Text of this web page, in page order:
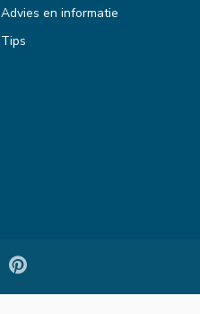
Advies en informatie
Tips